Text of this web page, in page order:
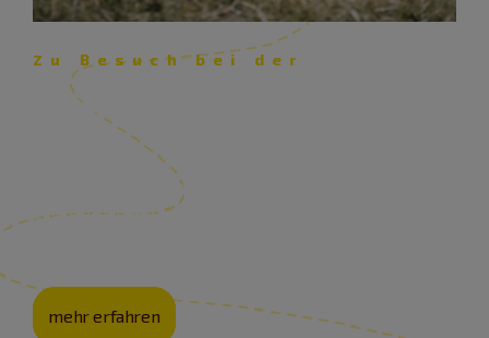
Zu Besuch bei der
Schäferei Eichhorn – Lust auf
Lamm
Mit ihrer Schäferei pflegt die Familie Eichhorn nicht nur
eine jahrhunderte­alte Kultur, sondern auch die
mehr erfahren